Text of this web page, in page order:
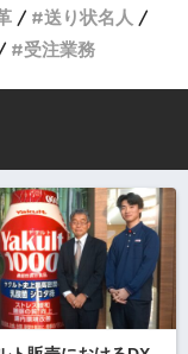
送り状名人
受注業務